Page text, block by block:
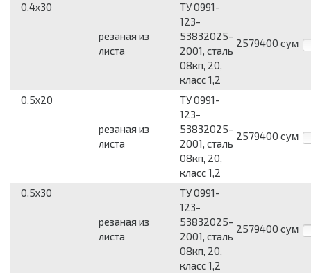
0.4x30
резаная из
листа
ТУ 0991-
123-
53832025-
2001, сталь
08кп, 20,
класс 1,2
2579400 сум
0.5x20
резаная из
листа
ТУ 0991-
123-
53832025-
2001, сталь
08кп, 20,
класс 1,2
2579400 сум
0.5x30
резаная из
листа
ТУ 0991-
123-
53832025-
2001, сталь
08кп, 20,
класс 1,2
2579400 сум